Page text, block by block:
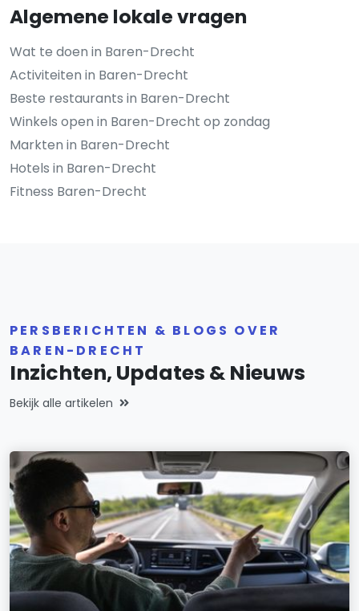
Algemene lokale vragen
Wat te doen in Baren-Drecht
Activiteiten in Baren-Drecht
Beste restaurants in Baren-Drecht
Winkels open in Baren-Drecht op zondag
Markten in Baren-Drecht
Hotels in Baren-Drecht
Fitness Baren-Drecht
PERSBERICHTEN & BLOGS OVER
BAREN-DRECHT
Inzichten, Updates & Nieuws
Bekijk alle artikelen